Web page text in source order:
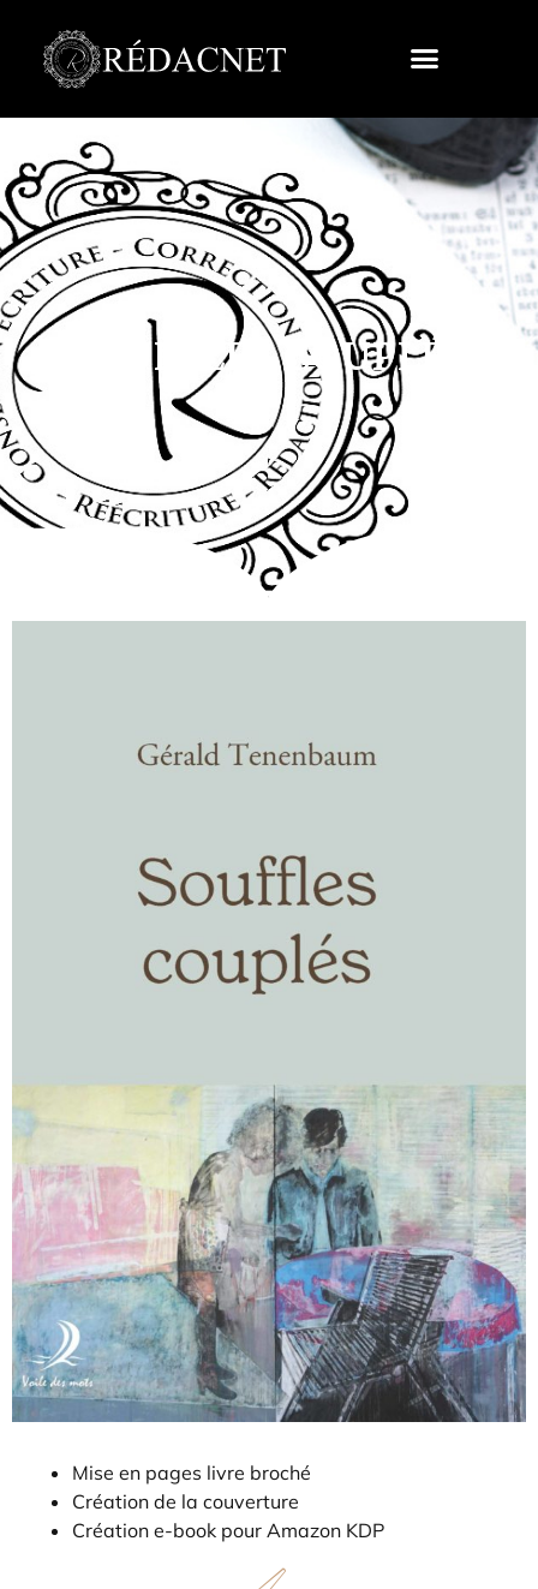
SOUFFLES COUPLÉS
Mise en pages livre broché
Création de la couverture
Création e-book pour Amazon KDP